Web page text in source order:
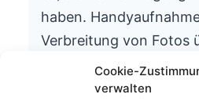
Cookie-
verwalten
haben.
Verbreitung von Fotos
ist aus
nicht gestattet.